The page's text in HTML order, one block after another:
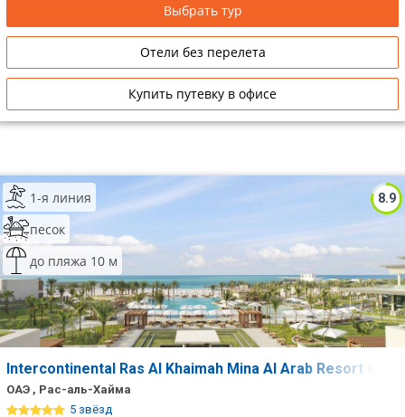
Выбрать тур
Отели без перелета
Купить путевку в офисе
8.9
1-я линия
песок
до пляжа 10 м
Intercontinental Ras Al Khaimah Mina Al Arab Resort &
ОАЭ , Рас-аль-Хайма
5 звёзд